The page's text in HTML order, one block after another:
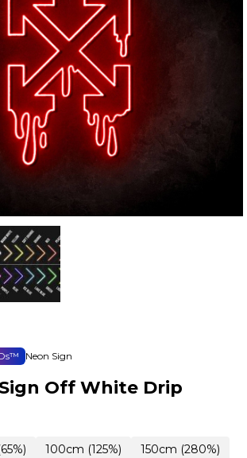
Neon Sign
Off White Drip
100cm (125%)
150cm (280%)